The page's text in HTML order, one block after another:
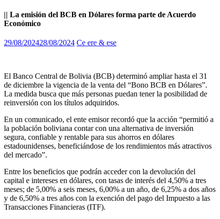
|| La emisión del BCB en Dólares forma parte de Acuerdo
Económico
29/08/202428/08/2024 Ce ere & ese
El Banco Central de Bolivia (BCB) determinó ampliar hasta el 31
de diciembre la vigencia de la venta del “Bono BCB en Dólares”.
La medida busca que más personas puedan tener la posibilidad de
reinversión con los títulos adquiridos.
En un comunicado, el ente emisor recordó que la acción “permitió a
la población boliviana contar con una alternativa de inversión
segura, confiable y rentable para sus ahorros en dólares
estadounidenses, beneficiándose de los rendimientos más atractivos
del mercado”.
Entre los beneficios que podrán acceder con la devolución del
capital e intereses en dólares, con tasas de interés del 4,50% a tres
meses; de 5,00% a seis meses, 6,00% a un año, de 6,25% a dos años
y de 6,50% a tres años con la exención del pago del Impuesto a las
Transacciones Financieras (ITF).